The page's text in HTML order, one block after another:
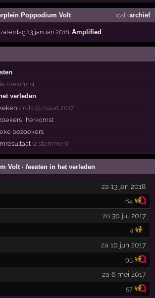
Poppodium Volt ical · archief
13 januari 2018:Amplified
toekomst
verleden
sinds 15 maart 2017
· herkomst
bezoekers
(2 stemmen)
Volt · feesten in het verleden
za 13 jan 2018
64
zo 30 jul 2017
4
za 10 jun 2017
95
za 6 mei 2017
57